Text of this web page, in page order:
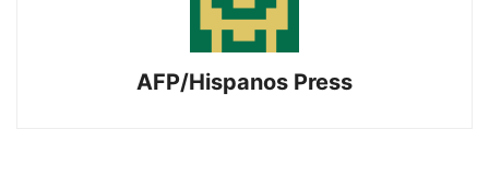
AFP/Hispanos Press